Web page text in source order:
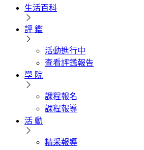
生活百科
評 鑑
活動進行中
查看評鑑報告
學 院
課程報名
課程報導
活 動
精采報導